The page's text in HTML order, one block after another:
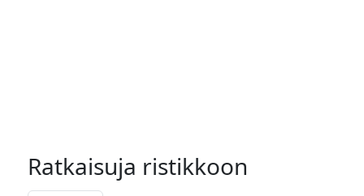
Ratkaisuja ristikkoon